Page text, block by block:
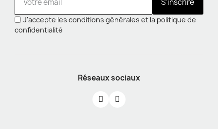
S'inscrire
J'accepte les conditions générales et la politique de
confidentialité
Réseaux sociaux